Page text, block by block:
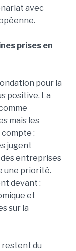
avec
prises en
pour la
positive. La
mais les
:
jugent
entreprises
une priorité.
devant :
et
sur la
restent du